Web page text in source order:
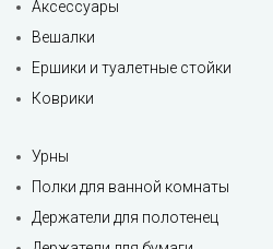
Аксессуары
Вешалки
Ершики и туалетные стойки
Коврики
Урны
Полки для ванной комнаты
Держатели для полотенец